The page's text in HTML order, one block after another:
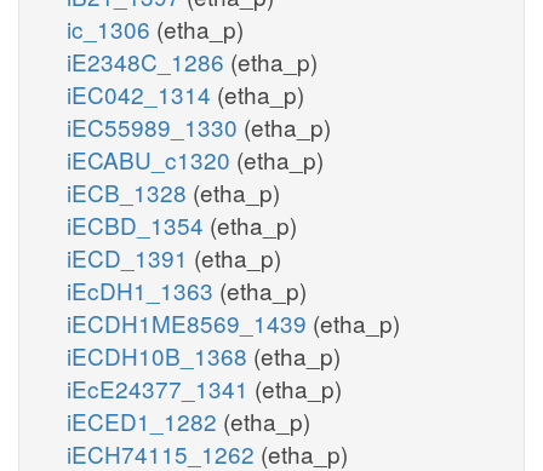
ic_1306 (etha_p)
iE2348C_1286 (etha_p)
iEC042_1314 (etha_p)
iEC55989_1330 (etha_p)
iECABU_c1320 (etha_p)
iECB_1328 (etha_p)
iECBD_1354 (etha_p)
iECD_1391 (etha_p)
iEcDH1_1363 (etha_p)
iECDH1ME8569_1439 (etha_p)
iECDH10B_1368 (etha_p)
iEcE24377_1341 (etha_p)
iECED1_1282 (etha_p)
iECH74115_1262 (etha_p)